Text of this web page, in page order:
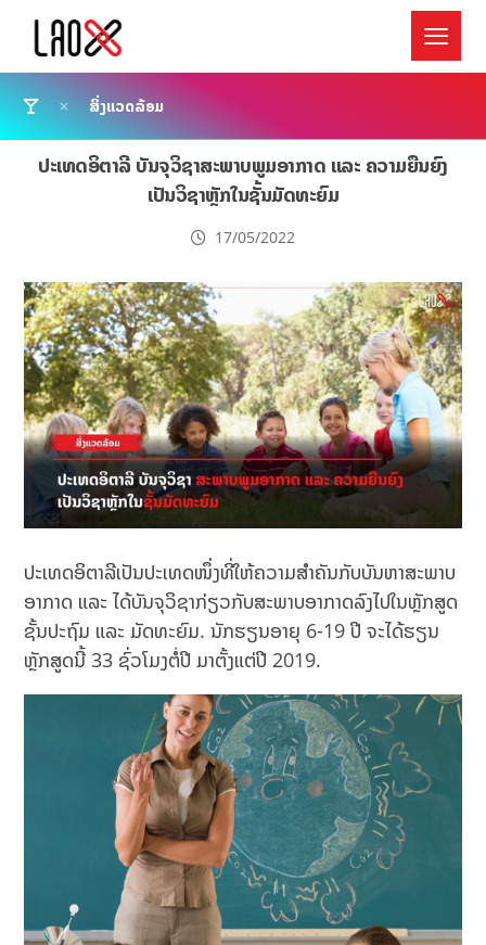
ສິ່ງແວດລ້ອມ
ປະເທດອິຕາລີ ບັນຈຸວິຊາສະພາບພູມອາກາດ ແລະ ຄວາມຍືນຍົງ
ເປັນວິຊາຫຼັກໃນຊັ້ນມັດທະຍົມ
17/05/2022
ປະເທດອິຕາລີເປັນປະເທດໜຶ່ງທີ່ໃຫ້ຄວາມສຳຄັນກັບບັນຫາສະພາບ
ອາກາດ ແລະ ໄດ້ບັນຈຸວິຊາກ່ຽວກັບສະພາບອາກາດລົງໄປໃນຫຼັກສູດ
ຊັ້ນປະຖົມ ແລະ ມັດທະຍົມ. ນັກຮຽນອາຍຸ 6-19 ປີ ຈະໄດ້ຮຽນ
ຫຼັກສູດນີ້ 33 ຊົ່ວໂມງຕໍ່ປີ ມາຕັ້ງແຕ່ປີ 2019.